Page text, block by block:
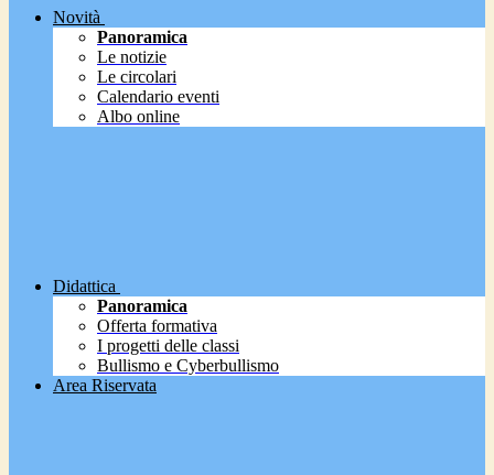
Novità
Panoramica
Le notizie
Le circolari
Calendario eventi
Albo online
Didattica
Panoramica
Offerta formativa
I progetti delle classi
Bullismo e Cyberbullismo
Area Riservata